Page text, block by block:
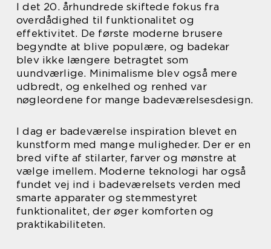
I det 20. århundrede skiftede fokus fra
overdådighed til funktionalitet og
effektivitet. De første moderne brusere
begyndte at blive populære, og badekar
blev ikke længere betragtet som
uundværlige. Minimalisme blev også mere
udbredt, og enkelhed og renhed var
nøgleordene for mange badeværelsesdesign.
I dag er badeværelse inspiration blevet en
kunstform med mange muligheder. Der er en
bred vifte af stilarter, farver og mønstre at
vælge imellem. Moderne teknologi har også
fundet vej ind i badeværelsets verden med
smarte apparater og stemmestyret
funktionalitet, der øger komforten og
praktikabiliteten.